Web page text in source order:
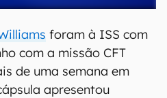
foram à ISS com
com a missão CFT
de uma semana em
apresentou